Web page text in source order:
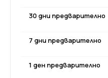
30 дни предварително
7 дни предварително
1 ден предварително